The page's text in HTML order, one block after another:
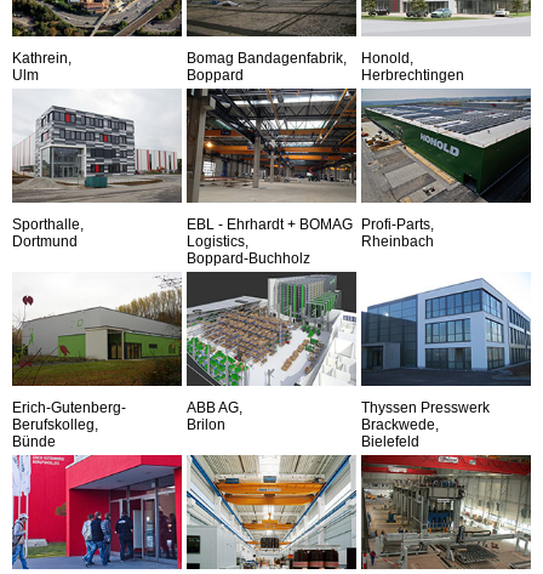
Kathrein,
Ulm
Bomag Bandagenfabrik,
Boppard
Honold,
Herbrechtingen
Sporthalle,
Dortmund
EBL - Ehrhardt + BOMAG
Logistics,
Boppard-Buchholz
Profi-Parts,
Rheinbach
Erich-Gutenberg-
Berufskolleg,
Bünde
ABB AG,
Brilon
Thyssen Presswerk
Brackwede,
Bielefeld